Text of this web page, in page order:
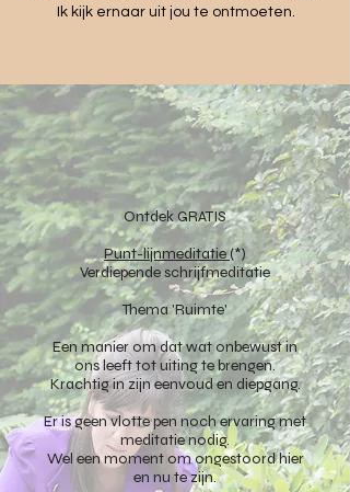
Ik kijk ernaar uit jou te ontmoeten.
Ontdek GRATIS
Punt-lijnmeditatie(*)
Verdiepende schrijfmeditatie
Thema 'Ruimte'
Een manier om dat wat onbewust in
ons leeft tot uiting te brengen.
Krachtig in zijn eenvoud en diepgang.
Er is geen vlotte pen noch ervaring met
meditatie nodig.
Wel een moment om ongestoord hier
en nu te zijn.